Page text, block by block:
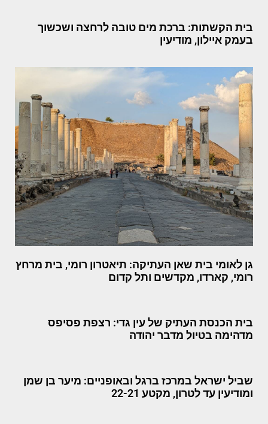
בית הקשתות: ברכת מים טובה לרחצה ושכשוך
בעמק איילון, מודיעין
גן לאומי בית שאן העתיקה: תיאטרון רומי, בית מרחץ
רומי, קארדו, מקדשים ותל קדום
בית הכנסת העתיק של עין גדי: רצפת פסיפס
מדהימה בטיול מדבר יהודה
שביל ישראל במרכז ברגל ובאופניים: מיער בן שמן
ומודיעין עד לטרון, מקטע 22-21